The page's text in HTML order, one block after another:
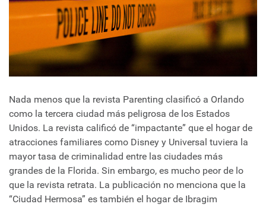
Nada menos que la revista Parenting clasificó a Orlando
como la tercera ciudad más peligrosa de los Estados
Unidos. La revista calificó de “impactante” que el hogar de
atracciones familiares como Disney y Universal tuviera la
mayor tasa de criminalidad entre las ciudades más
grandes de la Florida. Sin embargo, es mucho peor de lo
que la revista retrata. La publicación no menciona que la
“Ciudad Hermosa” es también el hogar de Ibragim